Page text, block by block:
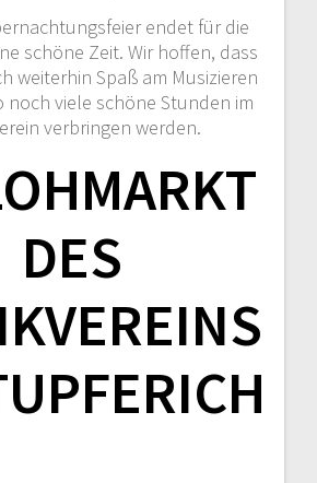
endet für die
schöne Zeit. Wir hoffen, dass
weiterhin Spaß am Musizieren
noch viele schöne Stunden im
verbringen werden.
DES